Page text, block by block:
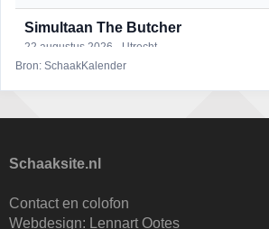
Simultaan The Butcher
22 augustus 2026 · Utrecht
25 augustus 2026 · Bunschoten-Spakenburg
27 augustus 2026 · Delft
Bron: SchaakKalender
Schaaksite.nl
Contact en colofon
Webdesign: Lennart Ootes